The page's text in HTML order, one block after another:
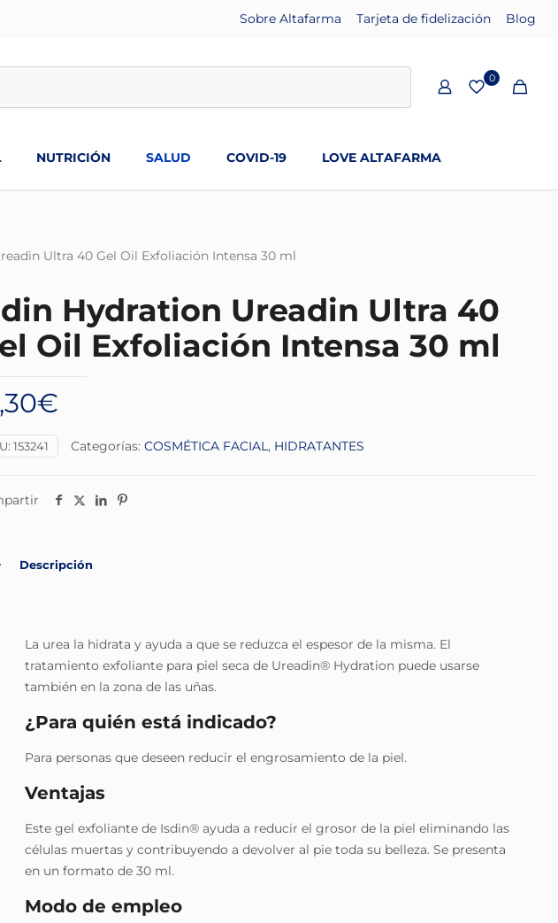
Sobre Altafarma Tarjeta de fidelización Blog
0
NUTRICIÓN SALUD COVID-19 LOVE ALTAFARMA
Ultra 40 Gel Oil Exfoliación Intensa 30 ml
Hydration Ureadin Ultra 40
Oil Exfoliación Intensa 30 ml
€
153241 Categorías: COSMÉTICA FACIAL, HIDRATANTES
Descripción
La urea la hidrata y ayuda a que se reduzca el espesor de la misma. El
tratamiento exfoliante para piel seca de Ureadin® Hydration puede usarse
también en la zona de las uñas.
¿Para quién está indicado?
Para personas que deseen reducir el engrosamiento de la piel.
Ventajas
Este gel exfoliante de Isdin® ayuda a reducir el grosor de la piel eliminando las
células muertas y contribuyendo a devolver al pie toda su belleza. Se presenta
en un formato de 30 ml.
Modo de empleo